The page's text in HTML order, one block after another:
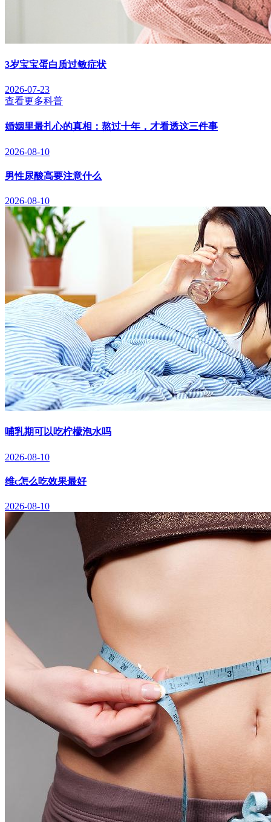
3岁宝宝蛋白质过敏症状
2026-07-23
查看更多科普
婚姻里最扎心的真相：熬过十年，才看透这三件事
2026-08-10
男性尿酸高要注意什么
2026-08-10
哺乳期可以吃柠檬泡水吗
2026-08-10
维c怎么吃效果最好
2026-08-10